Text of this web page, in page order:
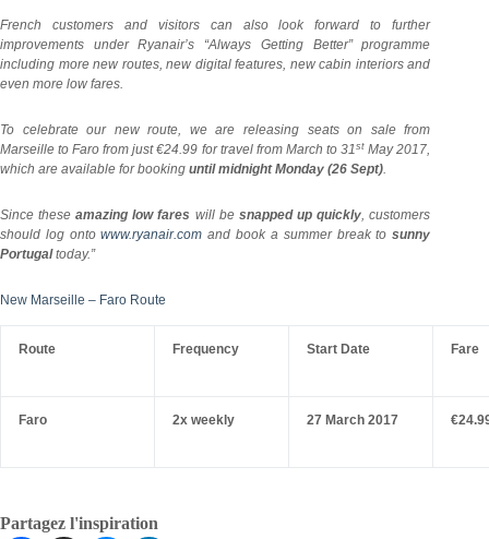
French customers and visitors can also look forward to further
improvements under Ryanair’s “Always Getting Better” programme
including more new routes, new digital features, new cabin interiors and
even more low fares.
To celebrate our new route, we are releasing seats on sale from
Marseille to Faro from just €24.99 for travel from March to 31st May 2017,
which are available for booking until midnight Monday (26 Sept).
Since theseamazing low fares will be snapped up quickly, customers
should log ontowww.ryanair.com and book a summer break tosunny
Portugaltoday.”
New Marseille – Faro Route
Route Frequency Start Date Fare
Faro 2x weekly 27 March 2017
Partagez l'inspiration